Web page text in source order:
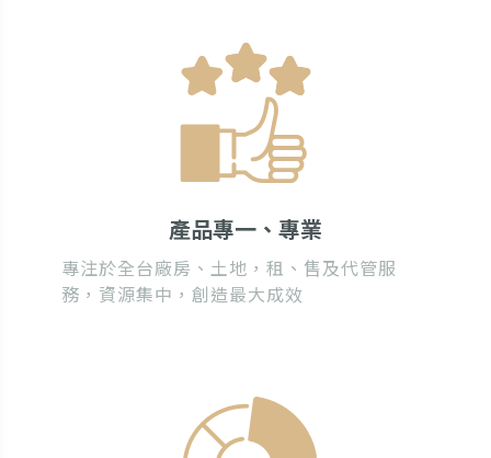
產品專一、專業
專注於全台廠房、土地，租、售及代管服
務，資源集中，創造最大成效